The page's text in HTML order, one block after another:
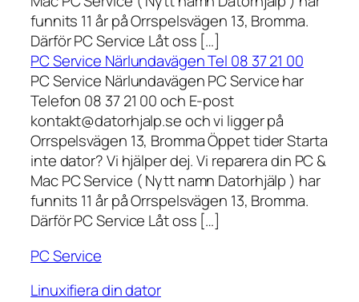
funnits 11 år på Orrspelsvägen 13, Bromma.
Därför PC Service Låt oss […]
PC Service Närlundavägen Tel 08 37 21 00
PC Service Närlundavägen PC Service har
Telefon 08 37 21 00 och E-post
kontakt@datorhjalp.se och vi ligger på
Orrspelsvägen 13, Bromma Öppet tider Starta
inte dator? Vi hjälper dej. Vi reparera din PC &
Mac PC Service ( Nytt namn Datorhjälp ) har
funnits 11 år på Orrspelsvägen 13, Bromma.
Därför PC Service Låt oss […]
PC Service
Linuxifiera din dator